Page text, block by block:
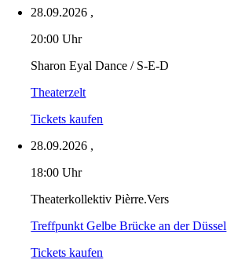
28.09.2026 ,
20:00 Uhr
Sharon Eyal Dance / S-E-D
Theaterzelt
Tickets kaufen
28.09.2026 ,
18:00 Uhr
Theaterkollektiv Pièrre.Vers
Treffpunkt Gelbe Brücke an der Düssel
Tickets kaufen